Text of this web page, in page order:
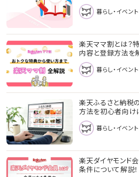
暮らし・イベント
楽天ママ割とは？
内容と登録方法を
暮らし・イベント
楽天ふるさと納税の
方法を初心者向け
暮らし・イベント
楽天ダイヤモンド
条件について解説！